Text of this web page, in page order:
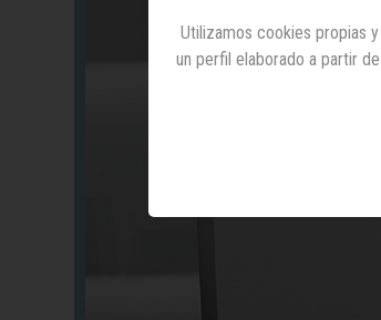
Utilizamos cookies propias
un perfil elaborado a partir